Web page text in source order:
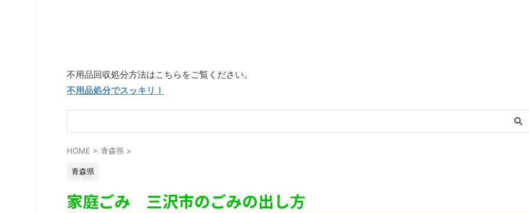
不用品回収処分方法はこちらをご覧ください。
不用品処分でスッキリ！
HOME > 青森県 >
青森県
家庭ごみ 三沢市のごみの出し方